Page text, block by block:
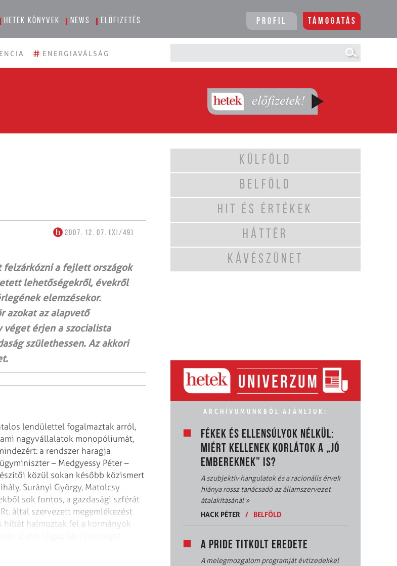
Hetek könyvek News Előfizetés Profil Támogatás
# ENERGIAVÁLSÁG
2007. 12. 07. (XI/49)
felzárkózni a fejlett országok
lehetőségekről, évekről
elemzésekor.
azokat az alapvető
véget érjen a szocialista
születhessen. Az akkori
lendülettel fogalmaztak arról,
nagyvállalatok monopóliumát,
a rendszer haragja
– Medgyessy Péter –
közül sokan később közismert
Surányi György, Matolcsy
sok fontos, a gazdasági szférát
által szervezett megemlékezést
hibát halmoztak fel a kormányok
KÜLFÖLD
BELFÖLD
HIT ÉS ÉRTÉKEK
HÁTTÉR
KÁVÉSZÜNET
ARCHÍVUMUNKBÓL AJÁNLJUK:
FÉKEK ÉS ELLENSÚLYOK NÉLKÜL:
MIÉRT KELLENEK KORLÁTOK A „JÓ
EMBEREKNEK” IS?
A szubjektív hangulatok és a racionális érvek
hiánya rossz tanácsadó az államszervezet
átalakításánál»
HACK PÉTER
/ BELFÖLD
A PRIDE TITKOLT EREDETE
A melegmozgalom programját évtizedekkel